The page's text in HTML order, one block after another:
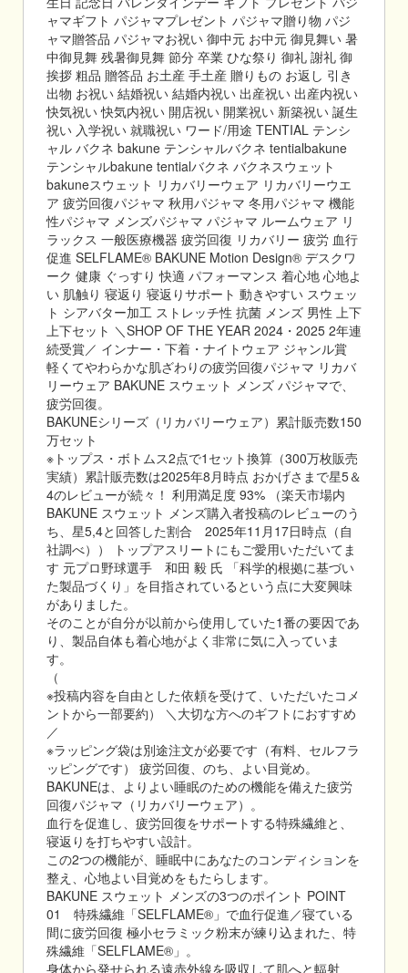
ャマギフト パジャマプレゼント パジャマ贈り物 パジ
ャマ贈答品 パジャマお祝い 御中元 お中元 御見舞い 暑
中御見舞 残暑御見舞 節分 卒業 ひな祭り 御礼 謝礼 御
挨拶 粗品 贈答品 お土産 手土産 贈りもの お返し 引き
出物 お祝い 結婚祝い 結婚内祝い 出産祝い 出産内祝い
快気祝い 快気内祝い 開店祝い 開業祝い 新築祝い 誕生
祝い 入学祝い 就職祝い ワード/用途 TENTIAL テンシ
ャル バクネ bakune テンシャルバクネ tentialbakune
テンシャルbakune tentialバクネ バクネスウェット
bakuneスウェット リカバリーウェア リカバリーウエ
ア 疲労回復パジャマ 秋用パジャマ 冬用パジャマ 機能
性パジャマ メンズパジャマ パジャマ ルームウェア リ
ラックス 一般医療機器 疲労回復 リカバリー 疲労 血行
促進 SELFLAME® BAKUNE Motion Design® デスクワ
ーク 健康 ぐっすり 快適 パフォーマンス 着心地 心地よ
い 肌触り 寝返り 寝返りサポート 動きやすい スウェッ
ト シアバター加工 ストレッチ性 抗菌 メンズ 男性 上下
上下セット ＼SHOP OF THE YEAR 2024・2025 2年連
続受賞／ インナー・下着・ナイトウェア ジャンル賞
軽くてやわらかな肌ざわりの疲労回復パジャマ リカバ
リーウェア BAKUNE スウェット メンズ パジャマで、
疲労回復。
BAKUNEシリーズ（リカバリーウェア）累計販売数150
万セット
※トップス・ボトムス2点で1セット換算（300万枚販売
実績）累計販売数は2025年8月時点 おかげさまで星5＆
4のレビューが続々！ 利用満足度 93% （楽天市場内
BAKUNE スウェット メンズ購入者投稿のレビューのう
ち、星5,4と回答した割合 2025年11月17日時点（自
社調べ）） トップアスリートにもご愛用いただいてま
す 元プロ野球選手 和田 毅 氏 「科学的根拠に基づい
た製品づくり」を目指されているという点に大変興味
がありました。
そのことが自分が以前から使用していた1番の要因であ
り、製品自体も着心地がよく非常に気に入っていま
す。
（
※投稿内容を自由とした依頼を受けて、いただいたコメ
ントから一部要約） ＼大切な方へのギフトにおすすめ
／
※ラッピング袋は別途注文が必要です（有料、セルフラ
ッピングです） 疲労回復、のち、よい目覚め。
BAKUNEは、よりよい睡眠のための機能を備えた疲労
回復パジャマ（リカバリーウェア）。
血行を促進し、疲労回復をサポートする特殊繊維と、
寝返りを打ちやすい設計。
この2つの機能が、睡眠中にあなたのコンディションを
整え、心地よい目覚めをもたらします。
BAKUNE スウェット メンズの3つのポイント POINT
01 特殊繊維「SELFLAME®」で血行促進／寝ている
間に疲労回復 極小セラミック粉末が練り込まれた、特
殊繊維「SELFLAME®」。
身体から発せられる遠赤外線を吸収して肌へと輻射